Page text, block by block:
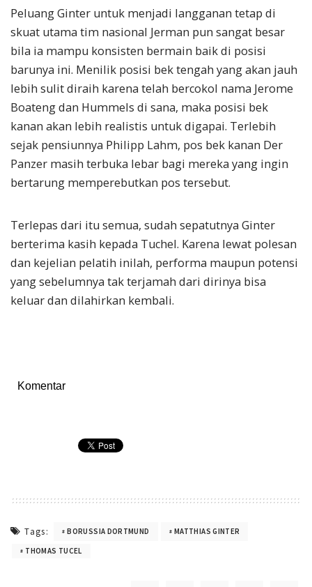
Peluang Ginter untuk menjadi langganan tetap di
skuat utama tim nasional Jerman pun sangat besar
bila ia mampu konsisten bermain baik di posisi
barunya ini. Menilik posisi bek tengah yang akan jauh
lebih sulit diraih karena telah bercokol nama Jerome
Boateng dan Hummels di sana, maka posisi bek
kanan akan lebih realistis untuk digapai. Terlebih
sejak pensiunnya Philipp Lahm, pos bek kanan Der
Panzer masih terbuka lebar bagi mereka yang ingin
bertarung memperebutkan pos tersebut.
Terlepas dari itu semua, sudah sepatutnya Ginter
berterima kasih kepada Tuchel. Karena lewat polesan
dan kejelian pelatih inilah, performa maupun potensi
yang sebelumnya tak terjamah dari dirinya bisa
keluar dan dilahirkan kembali.
Komentar
Tags: BORUSSIA DORTMUND
MATTHIAS GINTER
THOMAS TUCEL